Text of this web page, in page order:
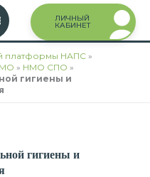
ЛИЧНЫЙ
КАБИНЕТ
платформы НАПС »
» НМО СПО »
гигиены и
гигиены и